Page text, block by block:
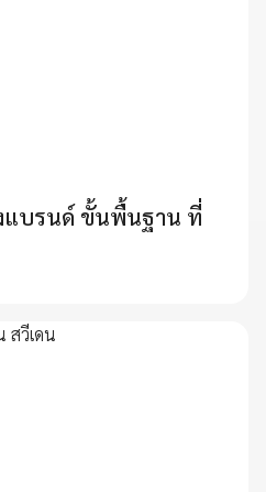
แบรนด์ ขั้นพื้นฐาน ที่